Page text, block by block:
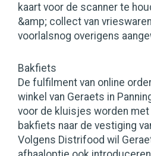
kaart voor de scanner te
&amp; collect van
voorlalsnog overigens
Bakfiets
De fulfilment van online
winkel van Geraets in
voor de kluisjes worden
bakfiets naar de vestiging
Volgens Distrifood wil